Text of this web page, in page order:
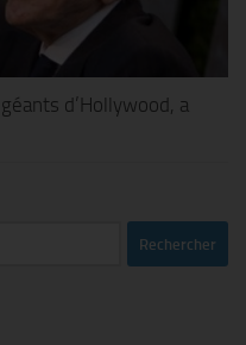
d’Hollywood, a